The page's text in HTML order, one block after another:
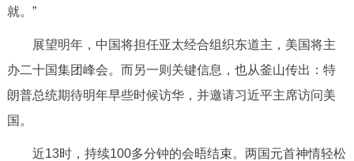
就。”
展望明年，中国将担任亚太经合组织东道主，美国将主
办二十国集团峰会。而另一则关键信息，也从釜山传出：特
朗普总统期待明年早些时候访华，并邀请习近平主席访问美
国。
近13时，持续100多分钟的会晤结束。两国元首神情轻松